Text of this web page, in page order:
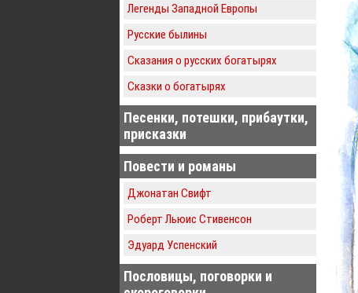
Легенды Западной Европы
Русские былины
Сказания о русских богатырях
Сказки о богатырях
Песенки, потешки, прибаутки,
присказки
Повести и романы
Джонатан Свифт
Роберт Льюис Стивенсон
Эдуард Успенский
Пословицы, поговорки и